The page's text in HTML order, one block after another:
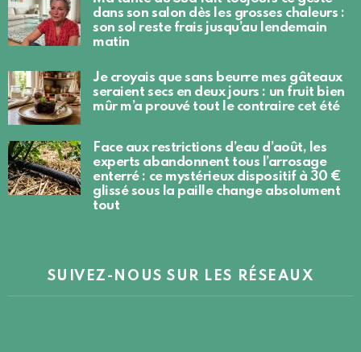
dans son salon dès les grosses chaleurs :
son sol reste frais jusqu’au lendemain
matin
Je croyais que sans beurre mes gâteaux
seraient secs en deux jours : un fruit bien
mûr m’a prouvé tout le contraire cet été
Face aux restrictions d’eau d’août, les
experts abandonnent tous l’arrosage
enterré : ce mystérieux dispositif à 30 €
glissé sous la paille change absolument
tout
SUIVEZ-NOUS SUR LES RÉSEAUX